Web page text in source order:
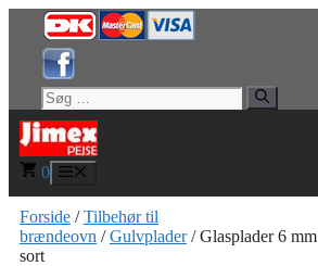
indhold
Søg
efter:
0
Forside /Tilbehør til
brændeovn /Gulvplader/ Glasplader 6 mm
sort